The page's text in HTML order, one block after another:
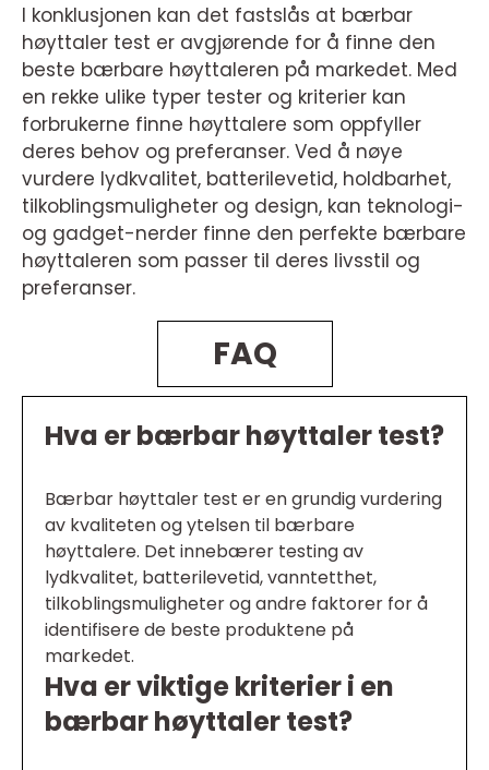
I konklusjonen kan det fastslås at bærbar
høyttaler test er avgjørende for å finne den
beste bærbare høyttaleren på markedet. Med
en rekke ulike typer tester og kriterier kan
forbrukerne finne høyttalere som oppfyller
deres behov og preferanser. Ved å nøye
vurdere lydkvalitet, batterilevetid, holdbarhet,
tilkoblingsmuligheter og design, kan teknologi-
og gadget-nerder finne den perfekte bærbare
høyttaleren som passer til deres livsstil og
preferanser.
FAQ
Hva er bærbar høyttaler test?
Bærbar høyttaler test er en grundig vurdering
av kvaliteten og ytelsen til bærbare
høyttalere. Det innebærer testing av
lydkvalitet, batterilevetid, vanntetthet,
tilkoblingsmuligheter og andre faktorer for å
identifisere de beste produktene på
markedet.
Hva er viktige kriterier i en
bærbar høyttaler test?